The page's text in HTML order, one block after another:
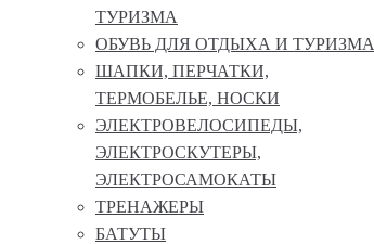
ТУРИЗМА
ОБУВЬ ДЛЯ ОТДЫХА И ТУРИЗМА
ШАПКИ, ПЕРЧАТКИ,
ТЕРМОБЕЛЬЕ, НОСКИ
ЭЛЕКТРОВЕЛОСИПЕДЫ,
ЭЛЕКТРОСКУТЕРЫ,
ЭЛЕКТРОСАМОКАТЫ
ТРЕНАЖЕРЫ
БАТУТЫ